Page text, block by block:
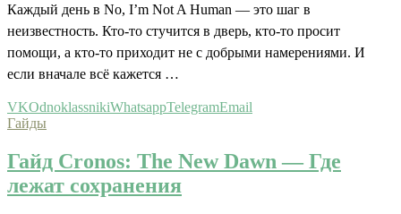
Каждый день в No, I’m Not A Human — это шаг в
неизвестность. Кто-то стучится в дверь, кто-то просит
помощи, а кто-то приходит не с добрыми намерениями. И
если вначале всё кажется …
VKOdnoklassnikiWhatsappTelegramEmail
Гайды
Гайд Cronos: The New Dawn — Где
лежат сохранения